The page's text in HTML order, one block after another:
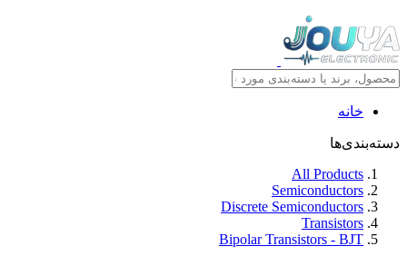
خانه
دسته‌بندی‌ها
All Products
Semiconductors
Discrete Semiconductors
Transistors
Bipolar Transistors - BJT